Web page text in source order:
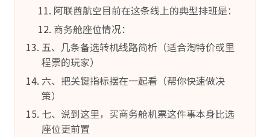
阿联酋航空目前在这条线上的典型排班是：
商务舱座位情况：
五、几条备选转机线路简析（适合淘特价或里
程票的玩家）
六、把关键指标摆在一起看（帮你快速做决
策）
七、说到这里，买商务舱机票这件事本身比选
座位更前置